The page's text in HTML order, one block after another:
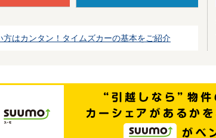
方はカンタン！タイムズカーの基本をご紹介